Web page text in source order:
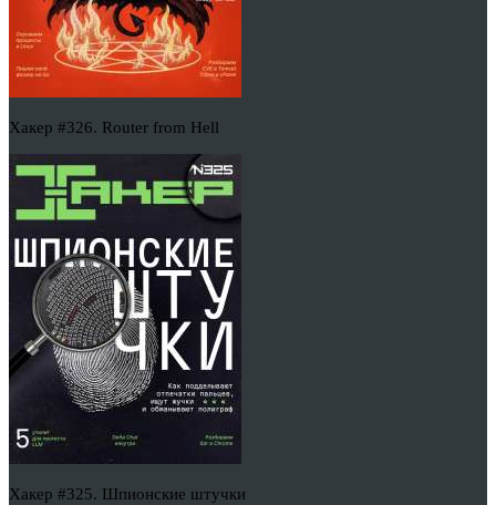
Хакер #326. Router from Hell
Хакер #325. Шпионские штучки